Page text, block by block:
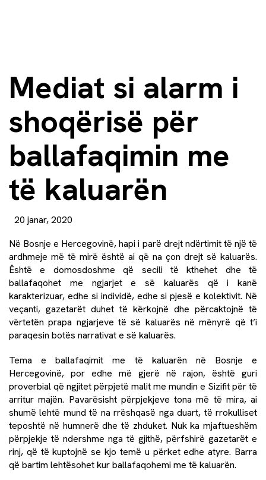
Mediat si alarm i
shoqërisë për
ballafaqimin me
të kaluarën
20 janar, 2020
Në Bosnje e Hercegovinë, hapi i parë drejt ndërtimit të një të
ardhmeje më të mirë është ai që na çon drejt së kaluarës.
Është e domosdoshme që secili të kthehet dhe të
ballafaqohet me ngjarjet e së kaluarës që i kanë
karakterizuar, edhe si individë, edhe si pjesë e kolektivit. Në
veçanti, gazetarët duhet të kërkojnë dhe përcaktojnë të
vërtetën prapa ngjarjeve të së kaluarës në mënyrë që t’i
paraqesin botës narrativat e së kaluarës.
Tema e ballafaqimit me të kaluarën në Bosnje e
Hercegovinë, por edhe më gjerë në rajon, është guri
proverbial që ngjitet përpjetë malit me mundin e Sizifit për të
arritur majën. Pavarësisht përpjekjeve tona më të mira, ai
shumë lehtë mund të na rrëshqasë nga duart, të rrokulliset
teposhtë në humnerë dhe të zhduket. Nuk ka mjaftueshëm
përpjekje të ndershme nga të gjithë, përfshirë gazetarët e
rinj, që të kuptojnë se kjo temë u përket edhe atyre. Barra
që bartim lehtësohet kur ballafaqohemi me të kaluarën.